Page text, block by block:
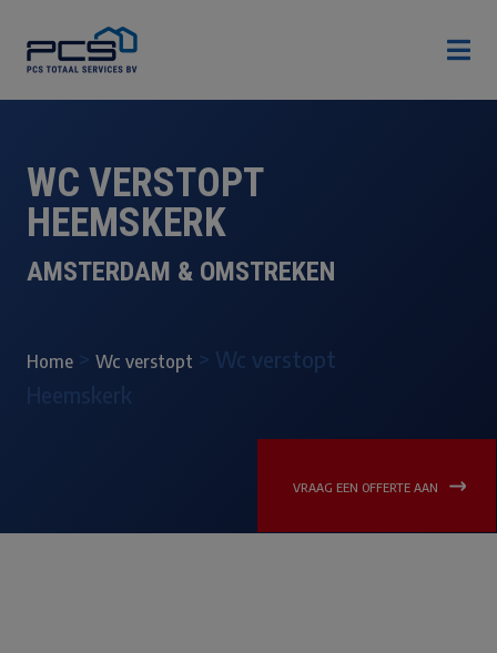

WC VERSTOPT
HEEMSKERK
AMSTERDAM & OMSTREKEN
Home Wc verstopt > Wc verstopt
Heemskerk
VRAAG EEN OFFERTE AAN